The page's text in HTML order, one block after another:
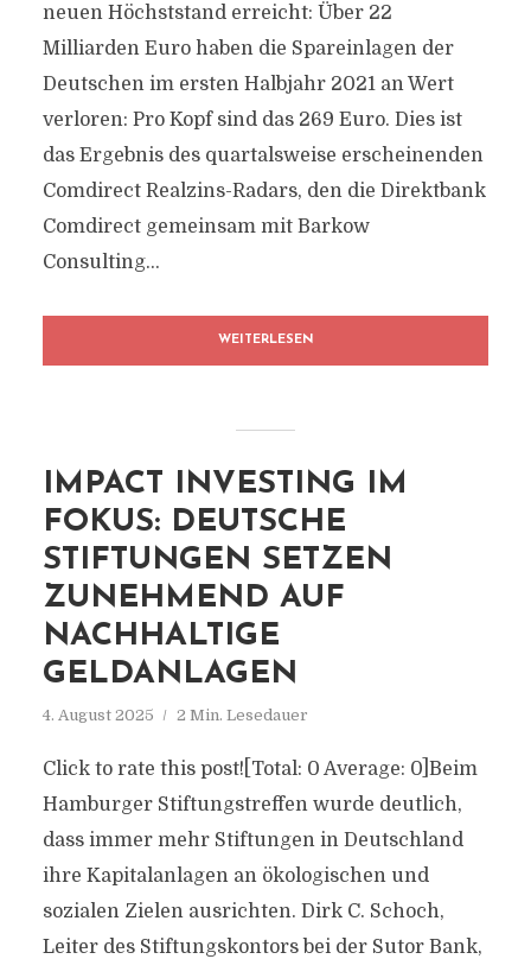
neuen Höchststand erreicht: Über 22
Milliarden Euro haben die Spareinlagen der
Deutschen im ersten Halbjahr 2021 an Wert
verloren: Pro Kopf sind das 269 Euro. Dies ist
das Ergebnis des quartalsweise erscheinenden
Comdirect Realzins-Radars, den die Direktbank
Comdirect gemeinsam mit Barkow
Consulting...
WEITERLESEN
IMPACT INVESTING IM
FOKUS: DEUTSCHE
STIFTUNGEN SETZEN
ZUNEHMEND AUF
NACHHALTIGE
GELDANLAGEN
4. August 2025 2 Min. Lesedauer
Click to rate this post![Total: 0 Average: 0]Beim
Hamburger Stiftungstreffen wurde deutlich,
dass immer mehr Stiftungen in Deutschland
ihre Kapitalanlagen an ökologischen und
sozialen Zielen ausrichten. Dirk C. Schoch,
Leiter des Stiftungskontors bei der Sutor Bank,